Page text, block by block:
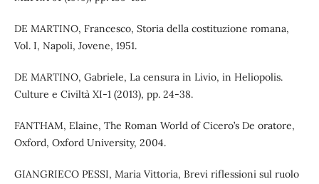
DE MARTINO, Francesco, Storia della costituzione romana,
Vol. I, Napoli, Jovene, 1951.
DE MARTINO, Gabriele, La censura in Livio, in Heliopolis.
Culture e Civiltà XI-1 (2013), pp. 24-38.
FANTHAM, Elaine, The Roman World of Cicero’s De oratore,
Oxford, Oxford University, 2004.
GIANGRIECO PESSI, Maria Vittoria, Brevi riflessioni sul ruolo